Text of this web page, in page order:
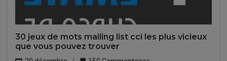
30 jeux de mots mailing list cci les plus vicieux
que vous pouvez trouver